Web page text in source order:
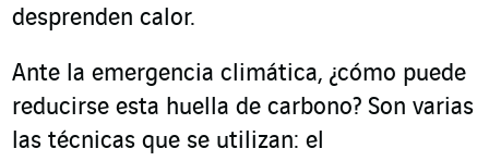
desprenden calor.
Ante la emergencia climática, ¿cómo puede
reducirse esta huella de carbono? Son varias
las técnicas que se utilizan: el